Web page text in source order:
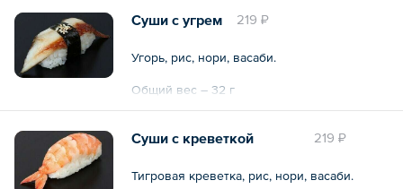
219 ₽
Суши с угрем
Угорь, рис, нори, васаби.
Общий вес – 32 г
219 ₽
Суши с креветкой
Тигровая креветка, рис, нори, васаби.